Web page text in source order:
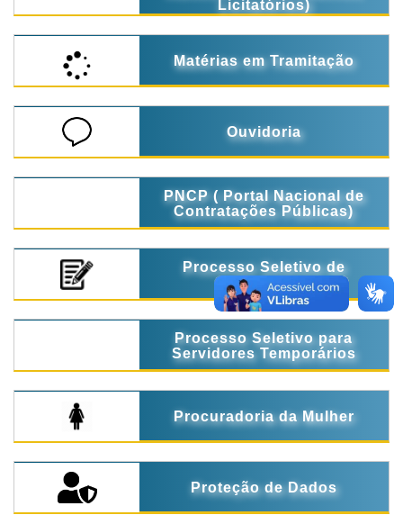
Licitatórios)
Matérias em Tramitação
Ouvidoria
PNCP ( Portal Nacional de
Contratações Públicas)
Processo Seletivo de
Estágio
Processo Seletivo para
Servidores Temporários
Procuradoria da Mulher
Proteção de Dados